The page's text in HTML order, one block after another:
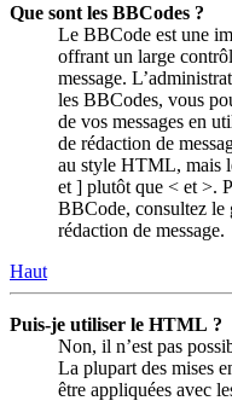
Que sont les BBCodes ?
Le BBCode est une
offrant un large
message.
les BBCodes, vous
de vos messages en
de rédaction de
au style HTML, mais
et ] plutôt que < et >.
BBCode, consultez le
rédaction de message.
Haut
Puis-je utiliser le HTML ?
Non, il n’est pas
La plupart des mises
être appliquées avec